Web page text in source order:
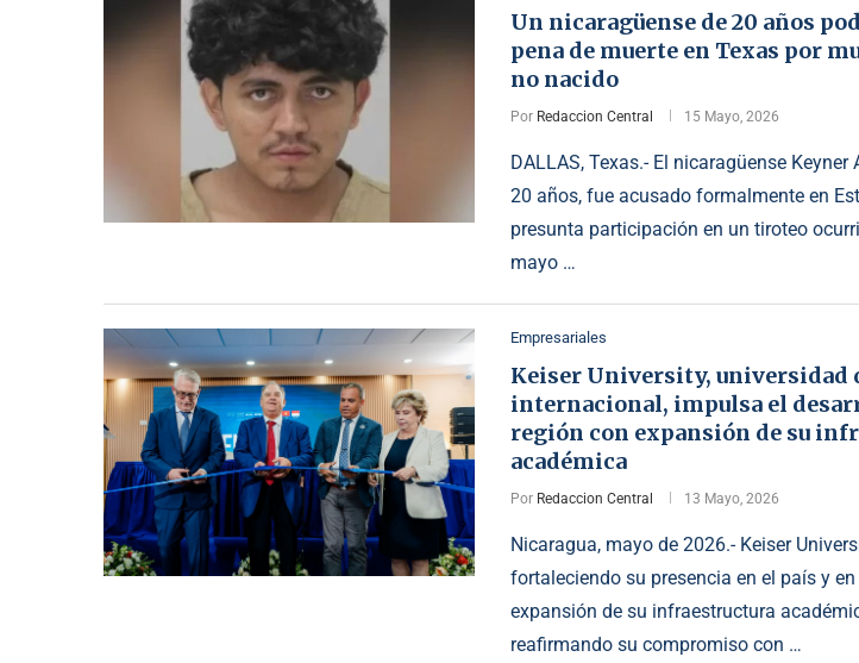
Un nicaragüense de 20 años
pena de muerte en Texas por
no nacido
Por Redaccion Central 15 Mayo, 2026
DALLAS, Texas.- El nicaragüense Keyner
20 años, fue acusado formalmente en
presunta participación en un tiroteo
mayo …
Empresariales
Keiser University, universidad
internacional, impulsa el
región con expansión de su
académica
Por Redaccion Central 13 Mayo, 2026
Nicaragua, mayo de 2026.- Keiser
fortaleciendo su presencia en el país y
expansión de su infraestructura
reafirmando su compromiso con …